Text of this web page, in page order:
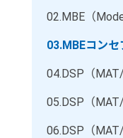
02.MBE（
03.MBEコンセ
04.DSP（MAT/
05.DSP（
06.DSP（